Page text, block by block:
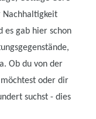
Nachhaltigkeit
es gab hier schon
Ob du von der
oder dir
suchst - dies